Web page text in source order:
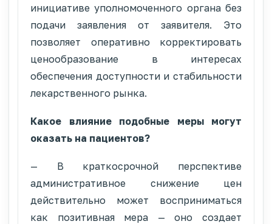
инициативе уполномоченного органа без
подачи заявления от заявителя. Это
позволяет оперативно корректировать
ценообразование в интересах
обеспечения доступности и стабильности
лекарственного рынка.
Какое влияние подобные меры могут
оказать на пациентов?
— В краткосрочной перспективе
административное снижение цен
действительно может восприниматься
как позитивная мера — оно создает